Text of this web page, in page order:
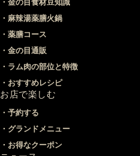
金の目食材豆知識
麻辣湯薬膳火鍋
薬膳コース
金の目通販
ラム肉の部位と特徴
おすすめレシピ
お店で楽しむ
予約する
グランドメニュー
お得なクーポン